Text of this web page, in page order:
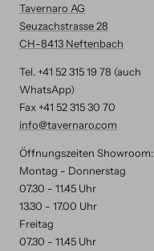
Tavernaro AG
Seuzachstrasse 28
CH-8413 Neftenbach
Tel. +41 52 315 19 78 (auch
WhatsApp)
Fax +41 52 315 30 70
info@tavernaro.com
Öffnungszeiten Showroom:
Montag - Donnerstag
07.30 - 11.45 Uhr
13.30 - 17.00 Uhr
Freitag
07.30 - 11.45 Uhr